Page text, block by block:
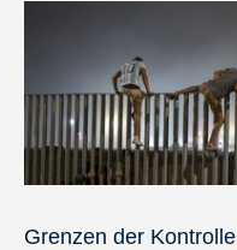
Grenzen der Kontrolle